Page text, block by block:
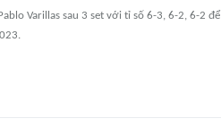
Varillas sau 3 set với tỉ số 6-3, 6-2, 6-2 để